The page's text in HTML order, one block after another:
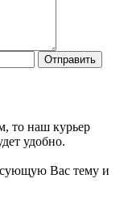
то наш курьер
удобно.
Вас тему и